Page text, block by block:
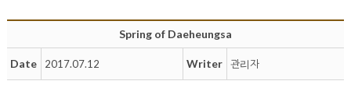
Spring of Daeheungsa
Date 2017.07.12 Writer 관리자